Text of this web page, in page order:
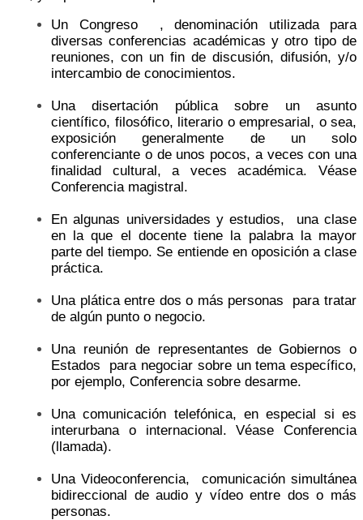
Un Congreso , denominación utilizada para
diversas conferencias académicas y otro tipo de
reuniones, con un fin de discusión, difusión, y/o
intercambio de conocimientos.
Una disertación pública sobre un asunto
científico, filosófico, literario o empresarial, o sea,
exposición generalmente de un solo
conferenciante o de unos pocos, a veces con una
finalidad cultural, a veces académica. Véase
Conferencia magistral.
En algunas universidades y estudios, una clase
en la que el docente tiene la palabra la mayor
parte del tiempo. Se entiende en oposición a clase
práctica.
Una plática entre dos o más personas para tratar
de algún punto o negocio.
Una reunión de representantes de Gobiernos o
Estados para negociar sobre un tema específico,
por ejemplo, Conferencia sobre desarme.
Una comunicación telefónica, en especial si es
interurbana o internacional. Véase Conferencia
(llamada).
Una Videoconferencia, comunicación simultánea
bidireccional de audio y vídeo entre dos o más
personas.